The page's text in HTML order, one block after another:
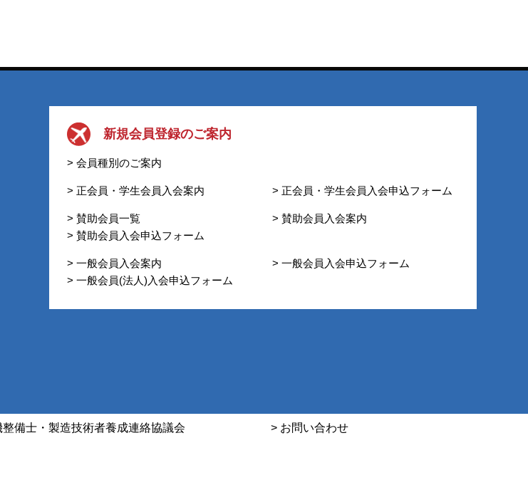
新規会員登録のご案内
> 会員種別のご案内
> 正会員・学生会員入会案内 > 正会員・学生会員入会申込フォーム
> 賛助会員一覧
> 賛助会員入会案内
> 賛助会員入会申込フォーム
> 一般会員入会案内
> 一般会員入会申込フォーム
> 一般会員(法人)入会申込フォーム
整備士・製造技術者養成連絡協議会 > お問い合わせ